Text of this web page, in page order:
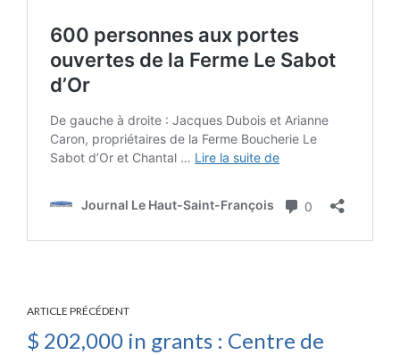
ARTICLE PRÉCÉDENT
$ 202,000 in grants : Centre de